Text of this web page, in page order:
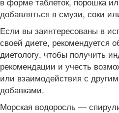
добавляться в смузи, соки
Если вы заинтересованы в
своей диете, рекомендуется
диетологу, чтобы получить
рекомендации и учесть
или взаимодействия с
добавками.
Морская водоросль —